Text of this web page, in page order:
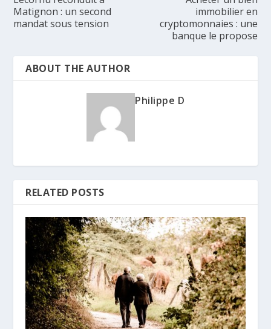
Matignon : un second
mandat sous tension
immobilier en
cryptomonnaies : une
banque le propose
ABOUT THE AUTHOR
Philippe D
RELATED POSTS